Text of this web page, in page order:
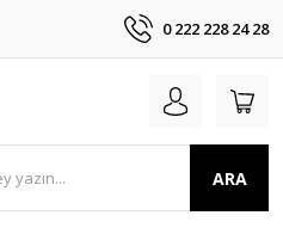
0 222 228 24 28
ARA